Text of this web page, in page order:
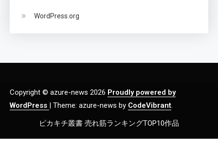
WordPress.org
Copyright © azure-news 2026 Proudly powered by
WordPress
Theme: azure-news by CodeVibrant.
ピカキチ叢書 売れ筋ランキングTOP10作品